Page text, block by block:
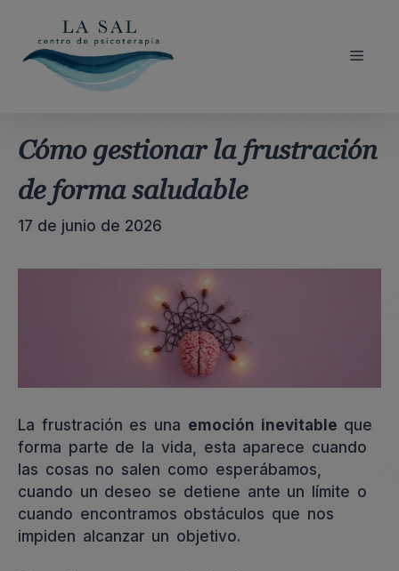
Menú
Cómo gestionar la frustración
de forma saludable
17 de junio de 2026
La frustración es una emoción inevitable que
forma parte de la vida, esta aparece cuando
las cosas no salen como esperábamos,
cuando un deseo se detiene ante un límite o
cuando encontramos obstáculos que nos
impiden alcanzar un objetivo.